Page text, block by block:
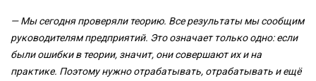
— Мы сегодня проверяли теорию. Все результаты мы сообщим
руководителям предприятий. Это означает только одно: если
были ошибки в теории, значит, они совершают их и на
практике. Поэтому нужно отрабатывать, отрабатывать и ещё